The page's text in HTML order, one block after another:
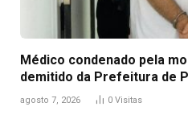
Médico condenado pela
demitido da Prefeitura de
agosto 7, 2026 0 Visitas